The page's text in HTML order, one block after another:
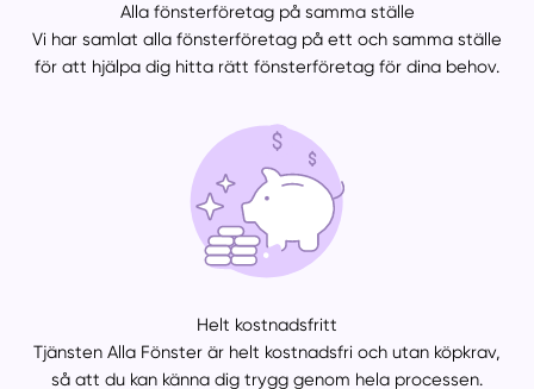
Alla fönsterföretag på samma ställe
Vi har samlat alla fönsterföretag på ett och samma ställe
för att hjälpa dig hitta rätt fönsterföretag för dina behov.
Helt kostnadsfritt
Tjänsten Alla Fönster är helt kostnadsfri och utan köpkrav,
så att du kan känna dig trygg genom hela processen.